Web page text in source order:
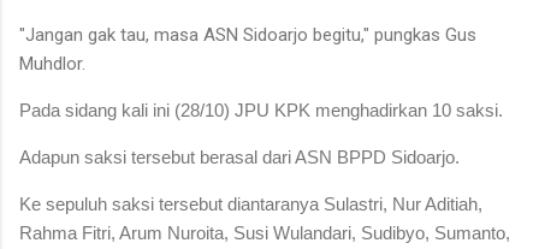
"Jangan gak tau, masa ASN Sidoarjo begitu," pungkas Gus
Muhdlor.
Pada sidang kali ini (28/10) JPU KPK menghadirkan 10 saksi.
Adapun saksi tersebut berasal dari ASN BPPD Sidoarjo.
Ke sepuluh saksi tersebut diantaranya Sulastri, Nur Aditiah,
Rahma Fitri, Arum Nuroita, Susi Wulandari, Sudibyo, Sumanto,